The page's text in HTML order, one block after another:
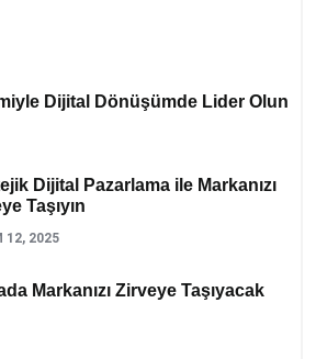
Dijital Dönüşümde Lider Olun
Dijital Pazarlama ile Markanızı
Taşıyın
12, 2025
Markanızı Zirveye Taşıyacak